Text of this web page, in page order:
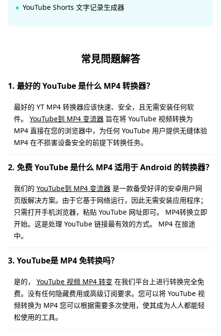
YouTube Shorts 文字记录生成器
常見問題解答
1. 最好的 YouTube 是什么 MP4 转换器？
最好的 YT MP4 转换器应该快速、安全，且无需安装任何软
件。 YouTube到 MP4 变流器 旨在将 YouTube 视频转换为
MP4 直接在您的浏览器中，为任何 YouTube 用户提供无缝体验
MP4 在不损害设备安全的前提下转换任务。
2. 免费 YouTube 是什么 MP4 适用于 Android 的转换器？
我们的 YouTube到 MP4 变流器 是一款备受好评的安卓用户网
页版解决方案。由于它基于网络运行，因此无需安装应用程序；
只需打开手机浏览器，粘贴 YouTube 网址即可。 MP4转换立即
开始。这是处理 YouTube 链接最有效的方式。 MP4 在旅途
中。
3. YouTube是 MP4 免转换吗？
是的， YouTube 视频 MP4 转变 在我们平台上进行转换完全免
费。没有任何隐藏费用或高级订阅要求。您可以将 YouTube 视
频转换为 MP4 您可以根据需要多次使用，使其成为人人都能轻
松使用的工具。